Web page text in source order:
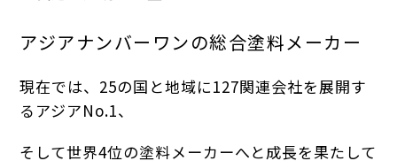
アジアナンバーワンの総合塗料メーカー
現在では、25の国と地域に127関連会社を展開す
るアジアNo.1、
そして世界4位の塗料メーカーへと成長を果たして